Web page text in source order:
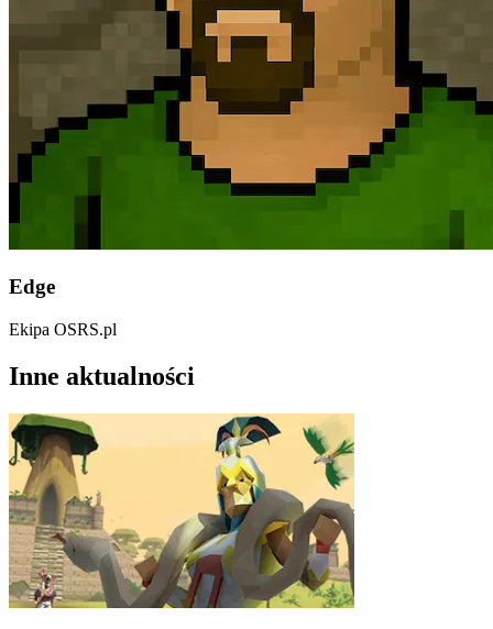
Edge
Ekipa OSRS.pl
Inne aktualności